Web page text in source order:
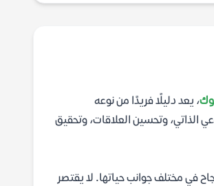
، يعد دليلًا فريدًا من نوعه
الذاتي، وتحسين العلاقات، وتحقيق
في مختلف جوانب حياتها. لا يقتصر